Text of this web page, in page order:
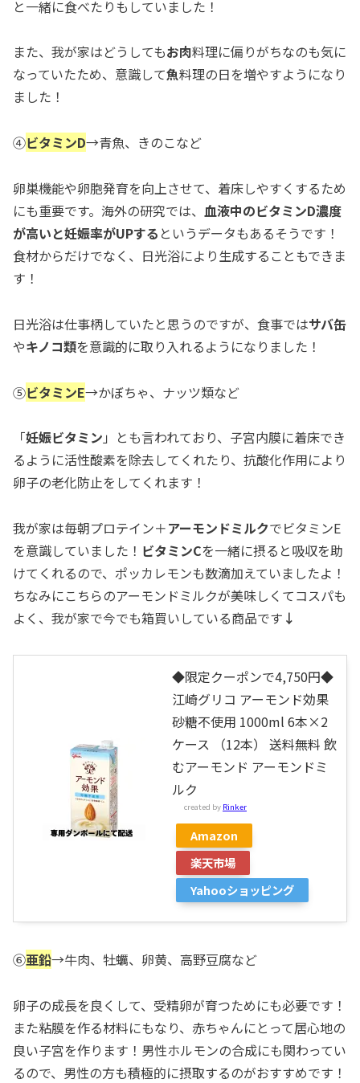
と一緒に食べたりもしていました！
また、我が家はどうしてもお肉料理に偏りがちなのも気に
なっていたため、意識して魚料理の日を増やすようになり
ました！
④ビタミンD→青魚、きのこなど
卵巣機能や卵胞発育を向上させて、着床しやすくするため
にも重要です。海外の研究では、 血液中のビタミンD濃度
が高いと妊娠率がUPする というデータもあるそうです！
食材からだけでなく、日光浴により生成することもできま
す！
日光浴は仕事柄していたと思うのですが、食事ではサバ缶
やキノコ類を意識的に取り入れるようになりました！
⑤ビタミンE→かぼちゃ、ナッツ類など
「妊娠ビタミン 」とも言われており、子宮内膜に着床でき
るように活性酸素を除去してくれたり、抗酸化作用により
卵子の老化防止をしてくれます！
我が家は毎朝プロテイン＋アーモンドミルクでビタミンE
を意識していました！ ビタミンCを一緒に摂ると吸収を助
けてくれるので、ポッカレモンも数滴加えていましたよ！
ちなみにこちらのアーモンドミルクが美味しくてコスパも
よく、我が家で今でも箱買いしている商品です ↓
◆限定クーポンで4,750円◆
江崎グリコ アーモンド効果
砂糖不使用 1000ml 6本×2
ケース （12本） 送料無料 飲
むアーモンド アーモンドミ
ルク
created by Rinker
Amazon
楽天市場
Yahooショッピング
⑥亜鉛→牛肉、牡蠣、卵黄、高野豆腐など
卵子の成長を良くして、受精卵が育つためにも必要です！
また粘膜を作る材料にもなり、赤ちゃんにとって居心地の
良い子宮を作ります！男性ホルモンの合成にも関わってい
るので、男性の方も積極的に摂取するのがおすすめです！